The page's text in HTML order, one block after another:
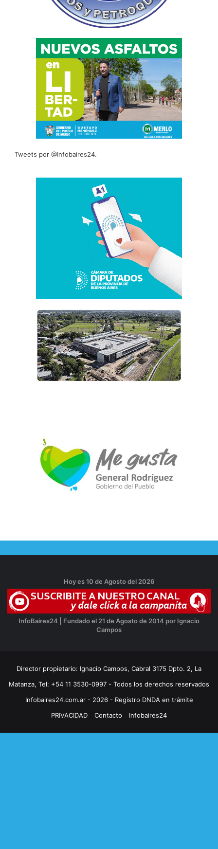
Tweets por @Infobaires24.
Hoy es 10 de Agosto del 2026
InfoBaires24 | Fundado el 21 de Agosto de 2014 por Ignacio
Campos
Director propietario: Ignacio Campos, Cabral 3175 Dpto. 2, La
Matanza, Tel: +54 11 3530-0997 - Todos los derechos reservados
Infobaires24.com.ar - 2026 - Registro DNDA en trámite
PRIVACIDAD
Contacto Infobaires24